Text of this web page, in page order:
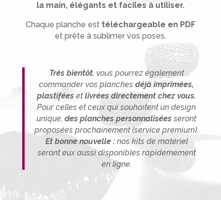
la main, élégants et faciles à utiliser.
Chaque planche est téléchargeable en PDF
et prête à sublimer vos poses.
Très bientôt, vous pourrez également
commander vos planchesdéjà imprimées,
plastiféesetlivrées directement chez vous.
Pour celles et ceux qui souhaitent un design
unique,des planches personnaliséesseront
proposées prochainement (service premium).
Et bonne nouvelle : nos kits de matériel
seront eux aussi disponibles rapidemement
en ligne.